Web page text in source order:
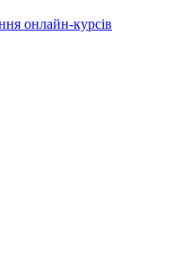
онлайн-курсів